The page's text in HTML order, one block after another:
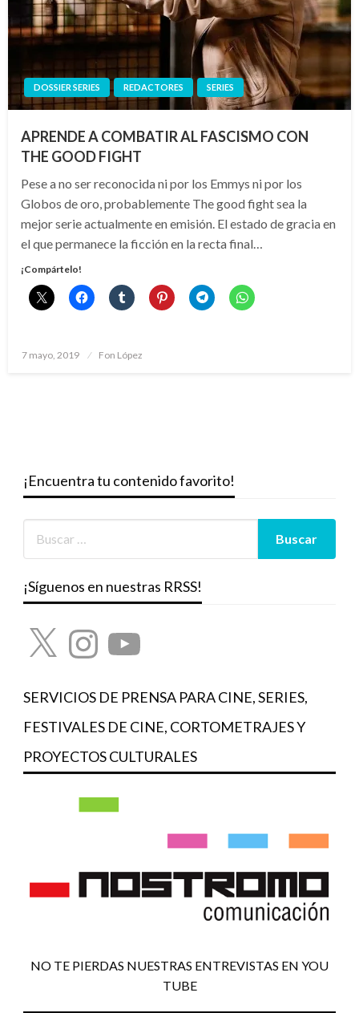
DOSSIER SERIES REDACTORES SERIES
APRENDE A COMBATIR AL FASCISMO CON
THE GOOD FIGHT
Pese a no ser reconocida ni por los Emmys ni por los
Globos de oro, probablemente The good fight sea la
mejor serie actualmente en emisión. El estado de gracia en
el que permanece la ficción en la recta final…
¡Compártelo!
Publicado
7 mayo, 2019 Fon López
¡Encuentra tu contenido favorito!
¡Síguenos en nuestras RRSS!
X InstagramYouTube
SERVICIOS DE PRENSA PARA CINE, SERIES,
FESTIVALES DE CINE, CORTOMETRAJES Y
PROYECTOS CULTURALES
NO TE PIERDAS NUESTRAS ENTREVISTAS EN YOU
TUBE